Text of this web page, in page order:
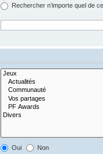
Rechercher n’importe quel de
Oui Non